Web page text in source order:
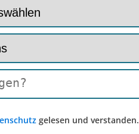
gelesen und verstanden.